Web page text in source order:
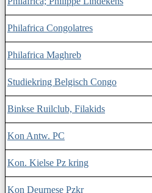
Philafrica Congolatres
Philafrica Maghreb
Studiekring Belgisch Congo
Binkse Ruilclub, Filakids
Kon Antw. PC
Kon. Kielse Pz kring
Kon Deurnese Pzkr